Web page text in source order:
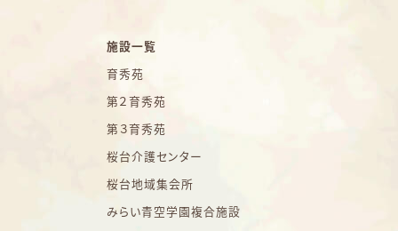
施設一覧
育秀苑
第２育秀苑
第３育秀苑
桜台介護センター
桜台地域集会所
みらい青空学園複合施設